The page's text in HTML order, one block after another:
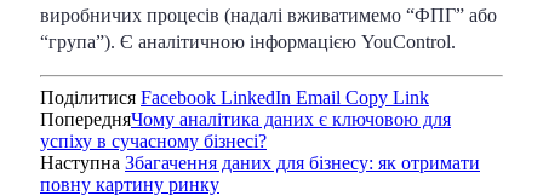
виробничих процесів (надалі вживатимемо “ФПГ” або
“група”). Є аналітичною інформацією YouControl.
Поділитися Facebook LinkedIn Email Copy Link
ПопередняЧому аналітика даних є ключовою для
успіху в сучасному бізнесі?
Наступна Збагачення даних для бізнесу: як отримати
повну картину ринку